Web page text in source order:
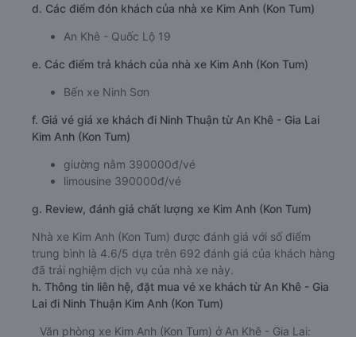
d. Các điểm đón khách của nhà xe Kim Anh (Kon Tum)
An Khê - Quốc Lộ 19
e. Các điểm trả khách của nhà xe Kim Anh (Kon Tum)
Bến xe Ninh Sơn
f. Giá vé giá xe khách đi Ninh Thuận từ An Khê - Gia Lai
Kim Anh (Kon Tum)
giường nằm 390000đ/vé
limousine 390000đ/vé
g. Review, đánh giá chất lượng xe Kim Anh (Kon Tum)
Nhà xe Kim Anh (Kon Tum) được đánh giá với số điểm
trung bình là 4.6/5 dựa trên 692 đánh giá của khách hàng
đã trải nghiệm dịch vụ của nhà xe này.
h. Thông tin liên hệ, đặt mua vé xe khách từ An Khê - Gia
Lai đi Ninh Thuận Kim Anh (Kon Tum)
Văn phòng xe Kim Anh (Kon Tum) ở An Khê - Gia Lai: